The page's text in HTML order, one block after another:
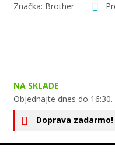
Značka: Brother
NA SKLADE
Objednajte dnes do
Doprava zadarmo!